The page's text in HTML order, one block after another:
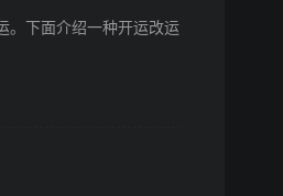
。下面介绍一种开运改运